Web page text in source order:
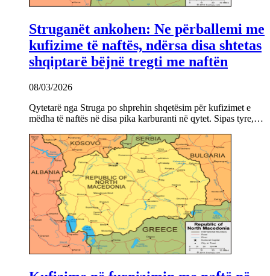
Struganët ankohen: Ne përballemi me
kufizime të naftës, ndërsa disa shtetas
shqiptarë bëjnë tregti me naftën
08/03/2026
Qytetarë nga Struga po shprehin shqetësim për kufizimet e
mëdha të naftës në disa pika karburanti në qytet. Sipas tyre,…